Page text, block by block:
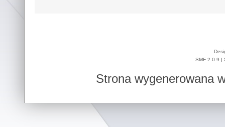
SMF 2.0.9 |
Strona wygenerowana